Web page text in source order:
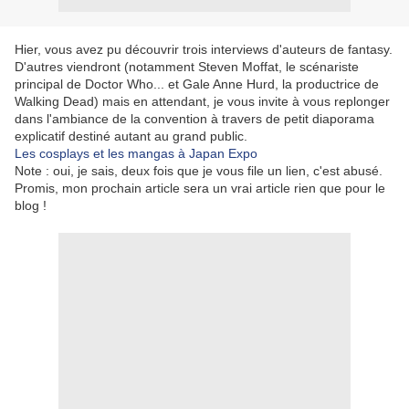
Hier, vous avez pu découvrir trois interviews d'auteurs de fantasy.
D'autres viendront (notamment Steven Moffat, le scénariste
principal de Doctor Who... et Gale Anne Hurd, la productrice de
Walking Dead) mais en attendant, je vous invite à vous replonger
dans l'ambiance de la convention à travers de petit diaporama
explicatif destiné autant au grand public.
Les cosplays et les mangas à Japan Expo
Note : oui, je sais, deux fois que je vous file un lien, c'est abusé.
Promis, mon prochain article sera un vrai article rien que pour le
blog !